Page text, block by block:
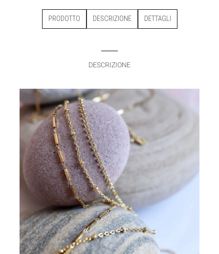
PRODOTTO DESCRIZIONE DETTAGLI
DESCRIZIONE